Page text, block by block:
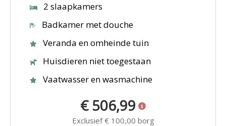
2 slaapkamers
Badkamer met douche
Veranda en omheinde tuin
Huisdieren niet toegestaan
Vaatwasser en wasmachine
€ 506,99
Exclusief € 100,00 borg